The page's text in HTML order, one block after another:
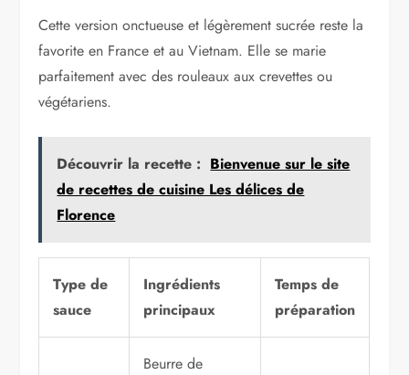
Cette version onctueuse et légèrement sucrée reste la
favorite en France et au Vietnam. Elle se marie
parfaitement avec des rouleaux aux crevettes ou
végétariens.
Découvrir la recette : Bienvenue sur le site
de recettes de cuisine Les délices de
Florence
Type de
sauce
Ingrédients
principaux
Temps de
préparation
Beurre de